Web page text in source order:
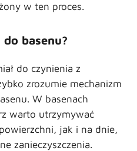
w ten proces.
basenu?
do czynienia z
zrozumie mechanizm
W basenach
warto utrzymywać
jak i na dnie,
zanieczyszczenia.